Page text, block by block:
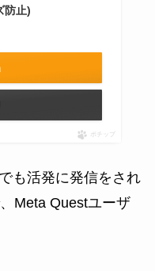
防止)
ポチップ
も活発に発信をされ
Meta Questユーザ